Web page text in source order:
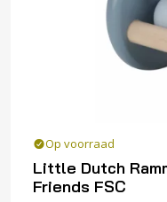
Op voorraad
Little Dutch
Friends FSC